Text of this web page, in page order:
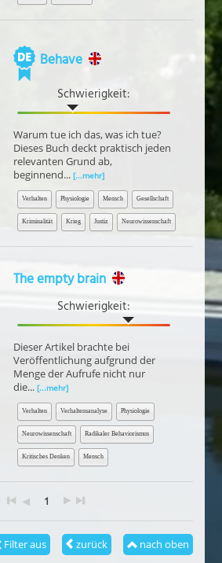
Behave
Schwierigkeit:
Warum tue ich das, was ich tue?
Dieses Buch deckt praktisch jeden
relevanten Grund ab,
beginnend... [...mehr]
Verhalten Physiologie Mensch Gesellschaft
Kriminalität Krieg Justiz Neurowissenschaft
The empty brain
Schwierigkeit:
Dieser Artikel brachte bei
Veröffentlichung aufgrund der
Menge der Aufrufe nicht nur
die... [...mehr]
Verhalten Verhaltensanalyse Physiologie
Neurowissenschaft Radikaler Behaviorismus
Kritisches Denken Mensch
1
nach oben
zurück
Filter aus